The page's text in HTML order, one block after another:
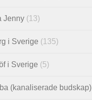
Jenny (13)
i Sverige (135)
i Sverige (5)
(kanaliserade budskap)